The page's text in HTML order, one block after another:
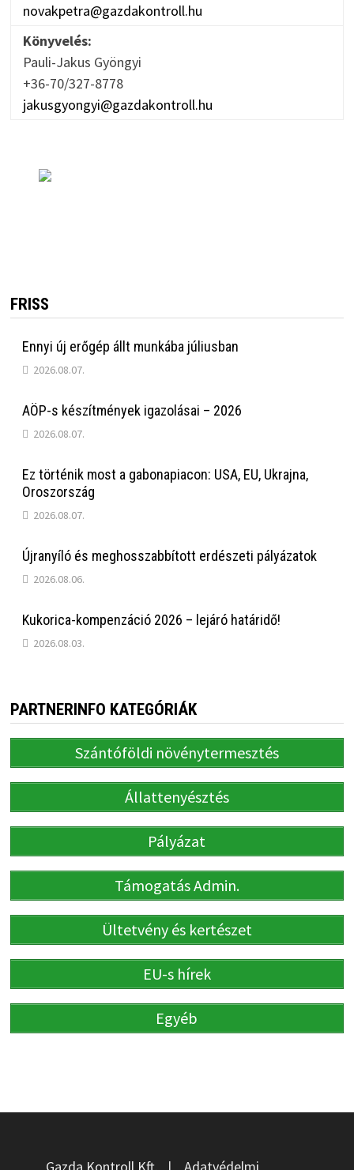
novakpetra@gazdakontroll.hu
Könyvelés:
Pauli-Jakus Gyöngyi
+36-70/327-8778
jakusgyongyi@gazdakontroll.hu
FRISS
Ennyi új erőgép állt munkába júliusban
2026.08.07.
AÖP-s készítmények igazolásai – 2026
2026.08.07.
Ez történik most a gabonapiacon: USA, EU, Ukrajna,
Oroszország
2026.08.07.
Újranyíló és meghosszabbított erdészeti pályázatok
2026.08.06.
Kukorica-kompenzáció 2026 – lejáró határidő!
2026.08.03.
PARTNERINFO KATEGÓRIÁK
Szántóföldi növénytermesztés
Állattenyésztés
Pályázat
Támogatás Admin.
Ültetvény és kertészet
EU-s hírek
Egyéb